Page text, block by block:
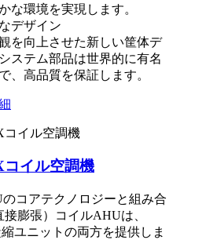
な環境を実現します。
デザイン
を向上させた新しい筐体デ
ステム部品は世界的に有名
、高品質を保証します。
イル空調機
のコアテクノロジーと組み合
膨張）コイルAHUは、
ユニットの両方を提供しま